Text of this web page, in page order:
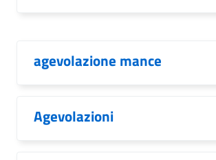
agevolazione mance
Agevolazioni